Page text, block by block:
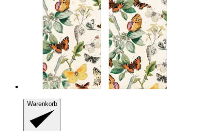
Warenkorb